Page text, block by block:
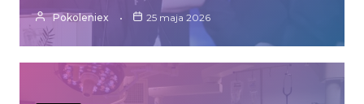
Pokoleniex 25 maja 2026